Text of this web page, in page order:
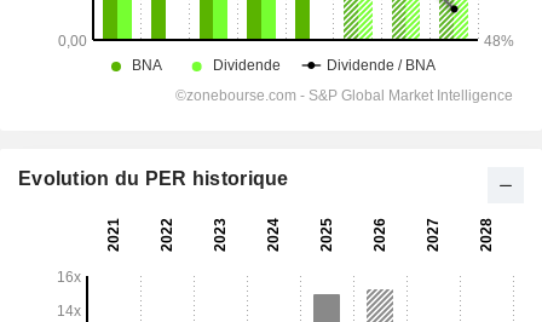
Evolution du PER historique